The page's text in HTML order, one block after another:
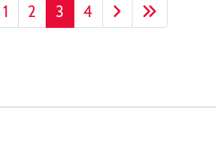
1 2 3 4